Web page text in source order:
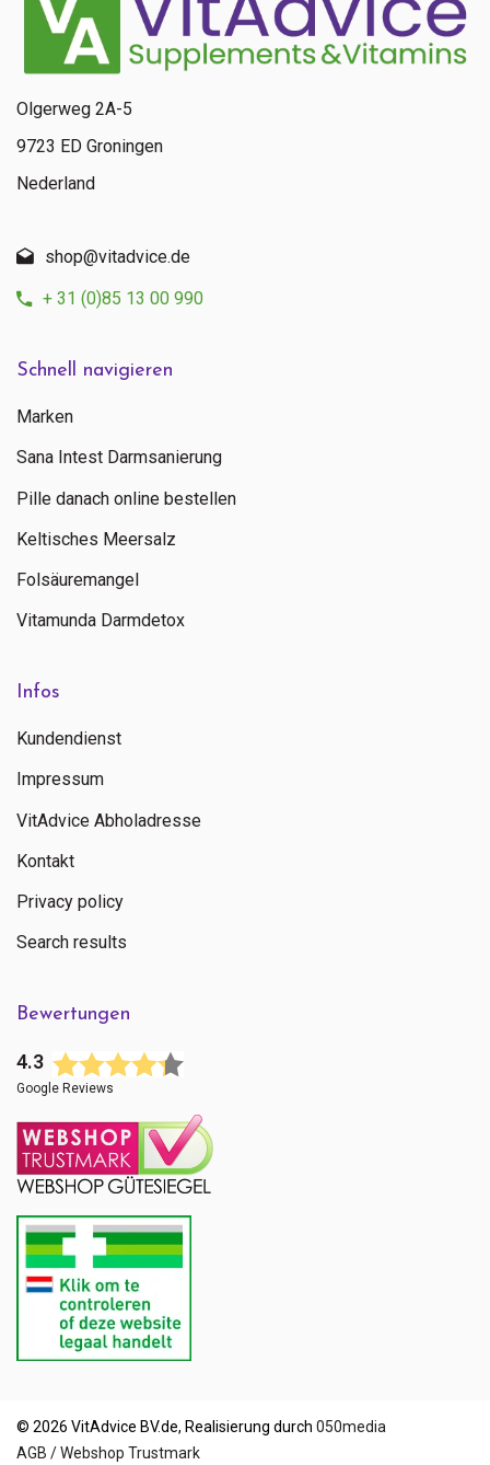
Schnell navigieren
Marken
Sana Intest Darmsanierung
Pille danach online bestellen
Keltisches Meersalz
Folsäuremangel
Vitamunda Darmdetox
Infos
Kundendienst
Impressum
VitAdvice Abholadresse
Kontakt
Privacy policy
Search results
Bewertungen
4.3
Google Reviews
Olgerweg 2A-5
9723 ED Groningen
Nederland
shop@vitadvice.de
+ 31 (0)85 13 00 990
© 2026 VitAdvice BV.de, Realisierung durch 050media
AGB / Webshop Trustmark